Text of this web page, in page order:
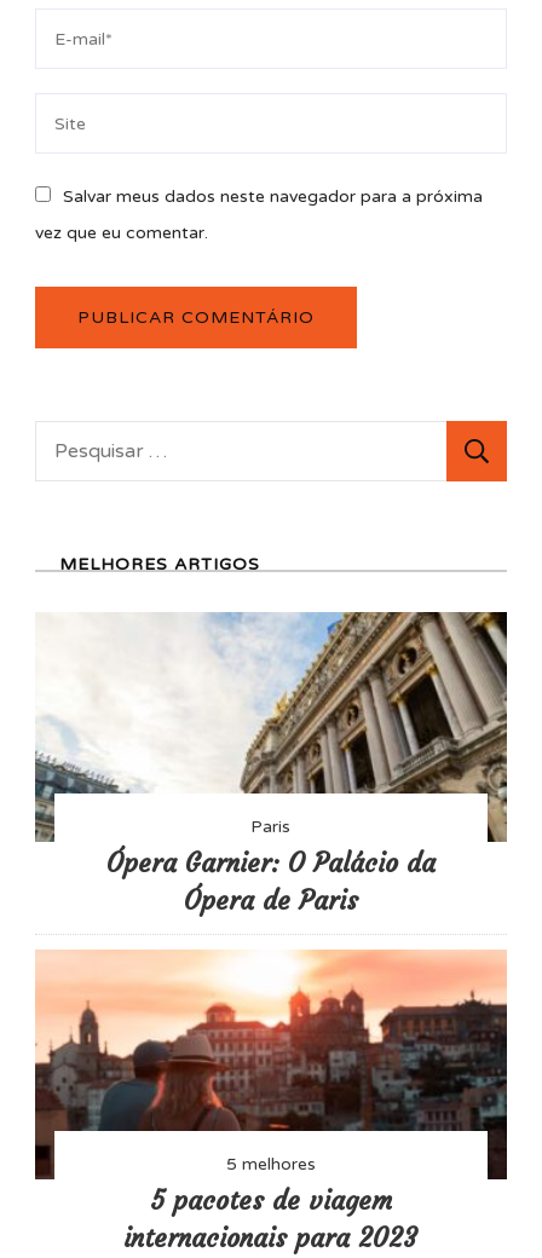
Salvar meus dados neste navegador para a próxima
vez que eu comentar.
Pesquisar
MELHORES ARTIGOS
Paris
Ópera Garnier: O Palácio da
Ópera de Paris
5 melhores
5 pacotes de viagem
internacionais para 2023